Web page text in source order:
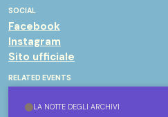
SOCIAL
Facebook
Instagram
Sito ufficiale
RELATED EVENTS
LA NOTTE DEGLI ARCHIVI